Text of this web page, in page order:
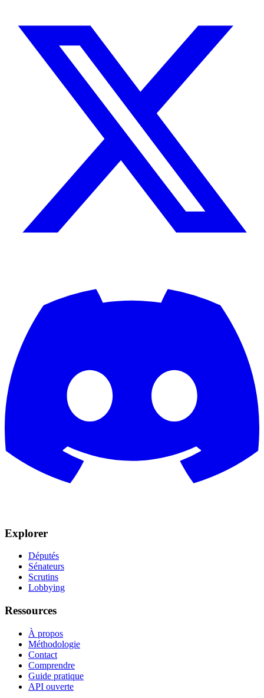
Explorer
Députés
Sénateurs
Scrutins
Lobbying
Ressources
À propos
Méthodologie
Contact
Comprendre
Guide pratique
API ouverte